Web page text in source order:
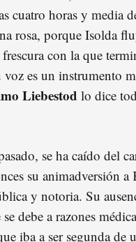
cuatro horas y media
rosa, porque Isolda
con la que
es un instrumento
Liebestod lo dice
se ha caído del
su animadversión a
y notoria. Su
debe a razones
iba a ser segunda de